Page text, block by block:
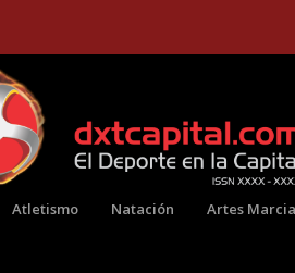
Atletismo Natación Artes